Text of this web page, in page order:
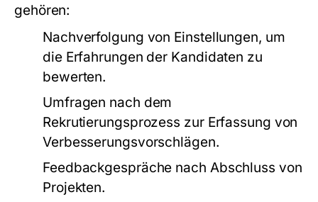
gehören:
Nachverfolgung von Einstellungen, um
die Erfahrungen der Kandidaten zu
bewerten.
Umfragen nach dem
Rekrutierungsprozess zur Erfassung von
Verbesserungsvorschlägen.
Feedbackgespräche nach Abschluss von
Projekten.